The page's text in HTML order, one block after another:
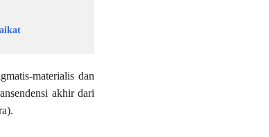
materialis dan
akhir dari